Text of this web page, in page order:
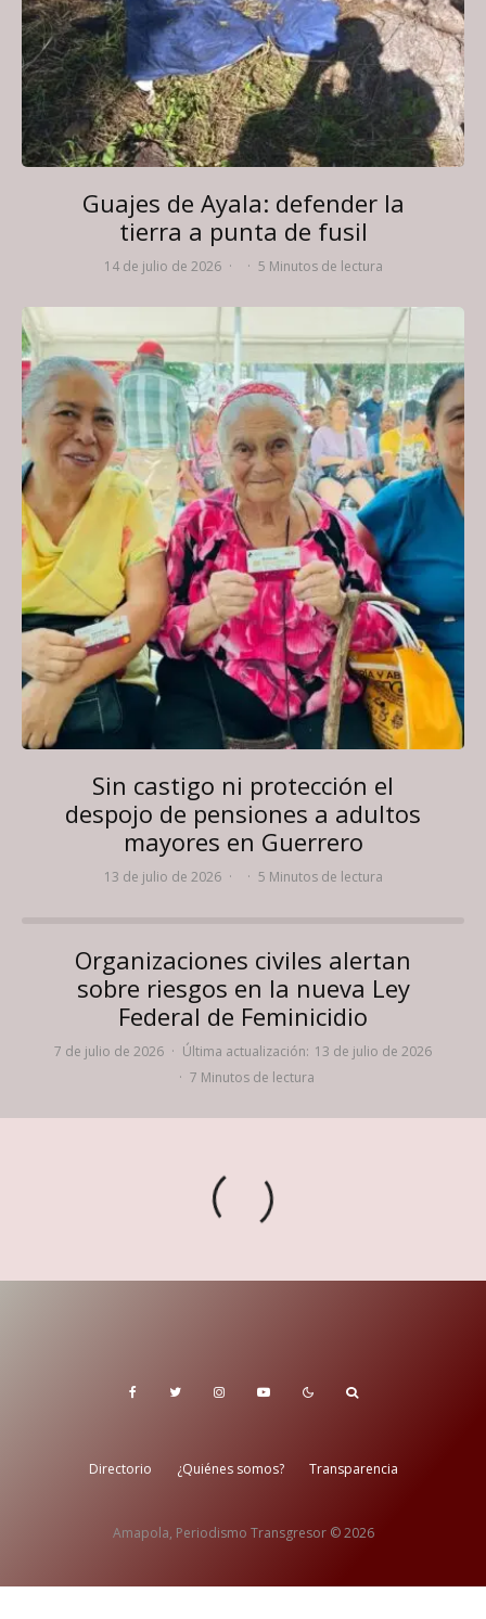
Guajes de Ayala: defender la
tierra a punta de fusil
14 de julio de 2026 · · 5 Minutos de lectura
Sin castigo ni protección el
despojo de pensiones a adultos
mayores en Guerrero
13 de julio de 2026 · · 5 Minutos de lectura
Organizaciones civiles alertan
sobre riesgos en la nueva Ley
Federal de Feminicidio
7 de julio de 2026 · Última actualización: 13 de julio de 2026
· 7 Minutos de lectura
Directorio ¿Quiénes somos? Transparencia
Amapola, Periodismo Transgresor © 2026